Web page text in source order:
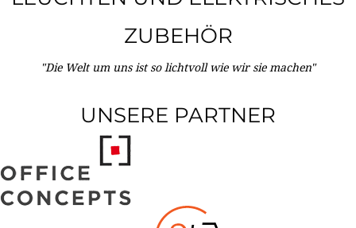
ZUBEHÖR
"Die Welt um uns ist so lichtvoll wie wir sie machen"
UNSERE PARTNER